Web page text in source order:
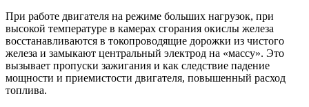
При работе двигателя на режиме больших нагрузок, при
высокой температуре в камерах сгорания окислы железа
восстанавливаются в токопроводящие дорожки из чистого
железа и замыкают центральный электрод на «массу». Это
вызывает пропуски зажигания и как следствие падение
мощности и приемистости двигателя, повышенный расход
топлива.